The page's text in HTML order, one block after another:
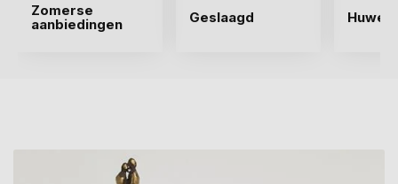
Zomerse
aanbiedingen
Geslaagd